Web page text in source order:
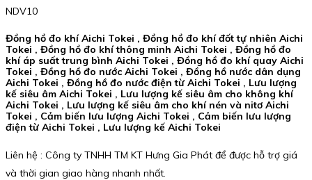
NDV10
Đồng hồ đo khí Aichi Tokei , Đồng hồ đo khí đốt tự nhiên Aichi
Tokei , Đồng hồ đo khí thông minh Aichi Tokei , Đồng hồ đo
khí áp suất trung bình Aichi Tokei , Đồng hồ đo khí quay Aichi
Tokei , Đồng hồ đo nước Aichi Tokei , Đồng hồ nước dân dụng
Aichi Tokei , Đồng hồ đo nước điện từ Aichi Tokei , Lưu lượng
kế siêu âm Aichi Tokei , Lưu lượng kế siêu âm cho không khí
Aichi Tokei , Lưu lượng kế siêu âm cho khí nén và nitơ Aichi
Tokei , Cảm biến lưu lượng Aichi Tokei , Cảm biến lưu lượng
điện từ Aichi Tokei , Lưu lượng kế Aichi Tokei
Liên hệ : Công ty TNHH TM KT Hưng Gia Phát để được hỗ trợ giá
và thời gian giao hàng nhanh nhất.